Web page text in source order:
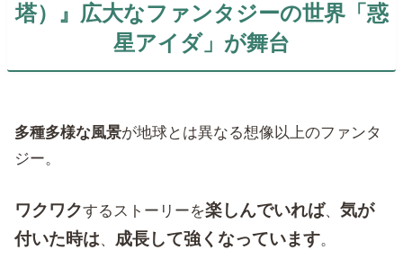
塔）』広大なファンタジーの世界「惑
星アイダ」が舞台
多種多様な風景が地球とは異なる想像以上のファンタ
ジー。
ワクワクするストーリーを楽しんでいれば、気が
付いた時は、 成長して強くなっています。